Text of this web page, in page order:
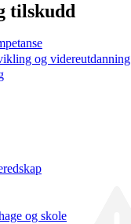
tilskudd
og videreutdanning
og skole